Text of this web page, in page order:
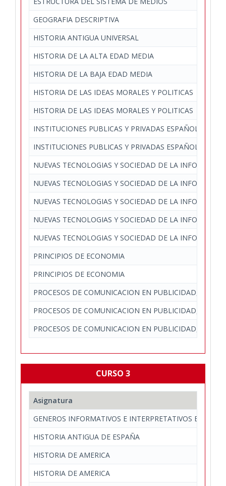
GEOGRAFIA DESCRIPTIVA
HISTORIA ANTIGUA UNIVERSAL
HISTORIA DE LA ALTA EDAD MEDIA
HISTORIA DE LA BAJA EDAD MEDIA
HISTORIA DE LAS IDEAS MORALES Y POLITICAS
HISTORIA DE LAS IDEAS MORALES Y POLITICAS
INSTITUCIONES PUBLICAS Y PRIVADAS ESPAÑOLAS Y
INSTITUCIONES PUBLICAS Y PRIVADAS ESPAÑOLAS Y
NUEVAS TECNOLOGIAS Y SOCIEDAD DE LA
NUEVAS TECNOLOGIAS Y SOCIEDAD DE LA
NUEVAS TECNOLOGIAS Y SOCIEDAD DE LA
NUEVAS TECNOLOGIAS Y SOCIEDAD DE LA
NUEVAS TECNOLOGIAS Y SOCIEDAD DE LA
PRINCIPIOS DE ECONOMIA
PRINCIPIOS DE ECONOMIA
PROCESOS DE COMUNICACION EN PUBLICIDAD,
PROCESOS DE COMUNICACION EN PUBLICIDAD,
PROCESOS DE COMUNICACION EN PUBLICIDAD,
CURSO 3
Asignatura
GENEROS INFORMATIVOS E INTERPRETATIVOS EN
HISTORIA ANTIGUA DE ESPAÑA
HISTORIA DE AMERICA
HISTORIA DE AMERICA